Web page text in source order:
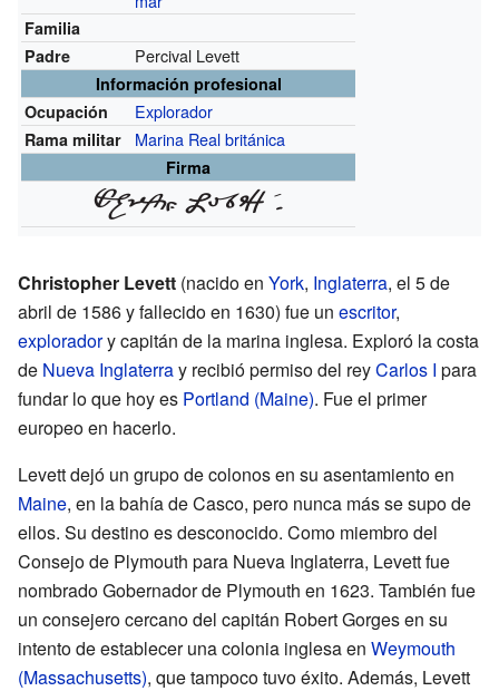
Familia
Padre
Percival Levett
Información profesional
Ocupación
Explorador
Rama militar Marina Real británica
Firma
Christopher Levett (nacido en York, Inglaterra, el 5 de
abril de 1586 y fallecido en 1630) fue un escritor,
exploradory capitán de la marina inglesa. Exploró la costa
de Nueva Inglaterray recibió permiso del reyCarlos I para
fundar lo que hoy es Portland (Maine). Fue el primer
europeo en hacerlo.
Levett dejó un grupo de colonos en su asentamiento en
Maine, en la bahía de Casco, pero nunca más se supo de
ellos. Su destino es desconocido. Como miembro del
Consejo de Plymouth para Nueva Inglaterra, Levett fue
nombrado Gobernador de Plymouth en 1623. También fue
un consejero cercano del capitán Robert Gorges en su
intento de establecer una colonia inglesa en Weymouth
(Massachusetts), que tampoco tuvo éxito. Además, Levett